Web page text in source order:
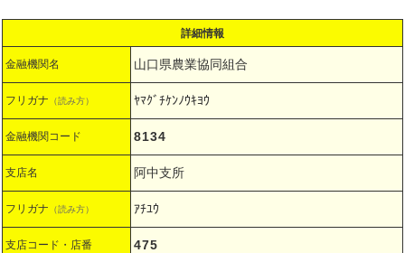
詳細情報
金融機関名 山口県農業協同組合
フリガナ （読み方） ﾔﾏｸﾞﾁｹﾝﾉｳｷﾖｳ
金融機関コード 8134
支店名 阿中支所
フリガナ （読み方） ｱﾁﾕｳ
支店コード・店番 475